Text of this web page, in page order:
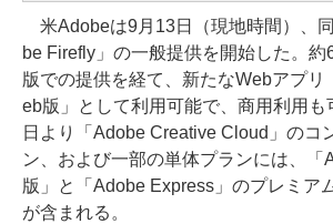
米Adobeは9月13日（現地時間）、
be Firefly」の一般提供を開始した。約
版での提供を経て、新たなWebアプリ
eb版」として利用可能で、商用利用も
日より「Adobe Creative Cloud」のコ
ン、および一部の単体プランには、「
版」と「Adobe Express」のプレミア
が含まれる。